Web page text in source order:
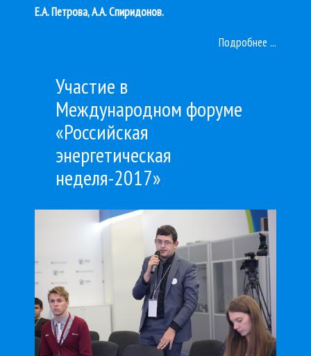
Е.А. Петрова, А.А. Спиридонов.
Подробнее ...
Участие в
Международном форуме
«Российская
энергетическая
неделя-2017»